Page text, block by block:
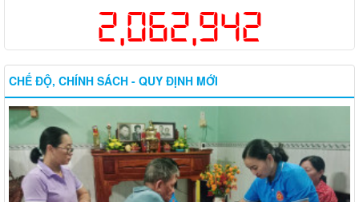
2,062,942
CHẾ ĐỘ, CHÍNH SÁCH - QUY ĐỊNH MỚI